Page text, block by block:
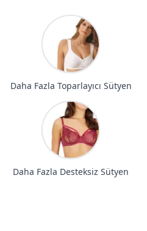
Daha Fazla Toparlayıcı Sütyen
Daha Fazla Desteksiz Sütyen